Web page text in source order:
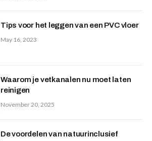
Tips voor het leggen van een PVC vloer
May 16, 2023
Waarom je vetkanalen nu moet laten
reinigen
November 20, 2025
De voordelen van natuurinclusief